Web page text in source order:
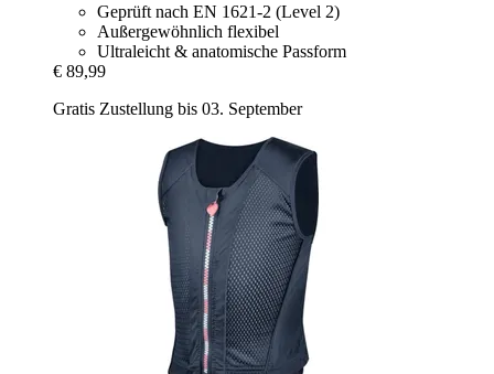
Geprüft nach EN 1621-2 (Level 2)
Außergewöhnlich flexibel
Ultraleicht & anatomische Passform
€ 89,99
Gratis Zustellung bis 03. September